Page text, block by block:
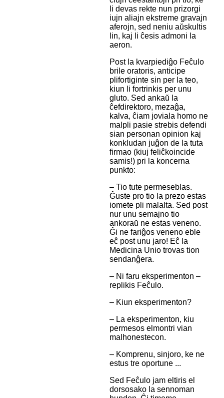
li devas rekte nun prizorgi
iujn aliajn ekstreme gravajn
aferojn, sed neniu aŭskultis
lin, kaj li ĉesis admoni la
aeron.
Post la kvarpiediĝo Feĉulo
brile oratoris, anticipe
plifortiginte sin per la teo,
kiun li fortrinkis per unu
gluto. Sed ankaŭ la
ĉefdirektoro, mezaĝa,
kalva, ĉiam joviala homo ne
malpli pasie strebis defendi
sian personan opinion kaj
konkludan juĝon de la tuta
firmao (kiuj feliĉkoincide
samis!) pri la koncerna
punkto:
– Tio tute permeseblas.
Ĝuste pro tio la prezo estas
iomete pli malalta. Sed post
nur unu semajno tio
ankoraŭ ne estas veneno.
Ĝi ne fariĝos veneno eble
eĉ post unu jaro! Eĉ la
Medicina Unio trovas tion
sendanĝera.
– Ni faru eksperimenton –
replikis Feĉulo.
– Kiun eksperimenton?
– La eksperimenton, kiu
permesos elmontri vian
malhonestecon.
– Komprenu, sinjoro, ke ne
estus tre oportune ...
Sed Feĉulo jam eltiris el
dorsosako la sennoman